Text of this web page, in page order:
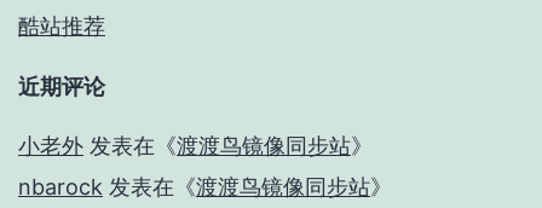
酷站推荐
近期评论
小老外 发表在《渡渡鸟镜像同步站》
nbarock 发表在《渡渡鸟镜像同步站》